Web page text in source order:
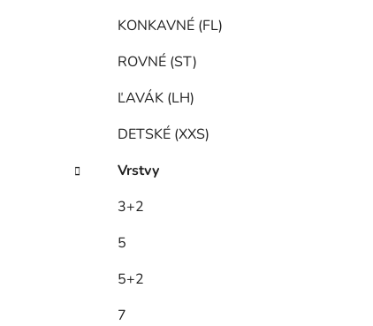
KONKAVNÉ (FL)
ROVNÉ (ST)
ĽAVÁK (LH)
DETSKÉ (XXS)
Vrstvy
3+2
5
5+2
7